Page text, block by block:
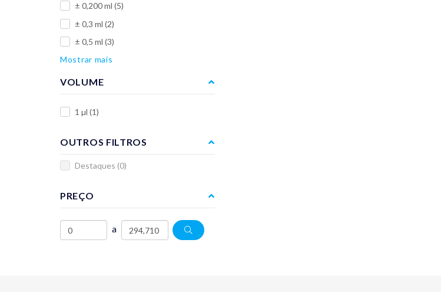
± 0,200 ml (5)
± 0,3 ml (2)
± 0,5 ml (3)
Mostrar mais
VOLUME
1 µl (1)
OUTROS FILTROS
Destaques (0)
PREÇO
a